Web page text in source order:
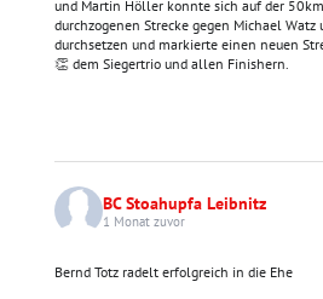
und Martin Höller konnte sich auf der
durchzogenen Strecke gegen Michael Watz
durchsetzen und markierte einen neuen
👏 dem Siegertrio und allen Finishern.
BC Stoahupfa Leibnitz
1 Monat zuvor
Bernd Totz radelt erfolgreich in die Ehe